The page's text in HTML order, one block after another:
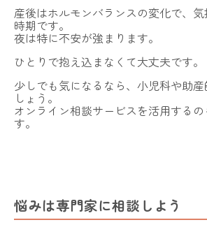
産後はホルモンバランスの変化で、
時期です。
夜は特に不安が強まります。
ひとりで抱え込まなくて大丈夫です。
少しでも気になるなら、小児科や助
しょう。
オンライン相談サービスを活用する
す。
悩みは専門家に相談しよう